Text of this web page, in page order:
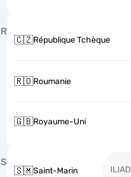
R
🇨🇿République Tchèque
🇷🇴Roumanie
🇬🇧Royaume-Uni
S
🇸🇲Saint-Marin ILIAD